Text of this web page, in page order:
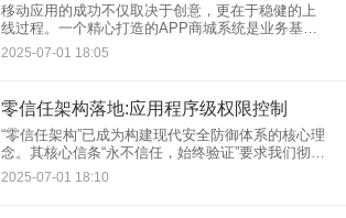
移动应用的成功不仅取决于创意，更在于稳健的上
线过程。一个精心打造的APP商城系统是业务基
石，而如何确保其安全、平稳地触达用户，则是迈
向成功的关键一步。这份APP零风险上线指南为您
2025-07-01 18:05
零信任架构落地:应用程序级权限控制
“零信任架构”已成为构建现代安全防御体系的核心理
念。其核心信条“永不信任，始终验证”要求我们彻底
摒弃基于位置的粗放式信任模型。而在零信任的落
地实践中，应用程序级权限控制扮演着至关重要的
2025-07-01 18:10